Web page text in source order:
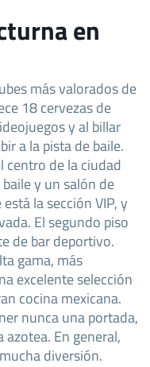
en
más valorados de
18 cervezas de
y al billar
a la pista de baile.
centro de la ciudad
y un salón de
la sección VIP, y
El segundo piso
de bar deportivo.
gama, más
excelente selección
cocina mexicana.
nunca una portada,
En general,
diversión.